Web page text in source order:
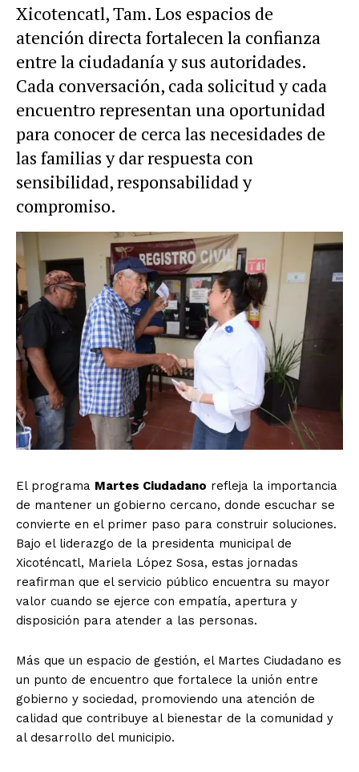
Xicotencatl, Tam. Los espacios de
atención directa fortalecen la confianza
entre la ciudadanía y sus autoridades.
Cada conversación, cada solicitud y cada
encuentro representan una oportunidad
para conocer de cerca las necesidades de
las familias y dar respuesta con
sensibilidad, responsabilidad y
compromiso.
El programa Martes Ciudadano refleja la importancia
de mantener un gobierno cercano, donde escuchar se
convierte en el primer paso para construir soluciones.
Bajo el liderazgo de la presidenta municipal de
Xicoténcatl, Mariela López Sosa, estas jornadas
reafirman que el servicio público encuentra su mayor
valor cuando se ejerce con empatía, apertura y
disposición para atender a las personas.
Más que un espacio de gestión, el Martes Ciudadano es
un punto de encuentro que fortalece la unión entre
gobierno y sociedad, promoviendo una atención de
calidad que contribuye al bienestar de la comunidad y
al desarrollo del municipio.